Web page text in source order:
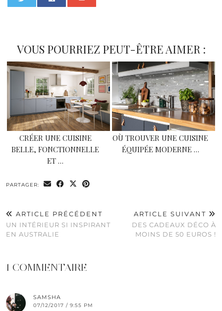
VOUS POURRIEZ PEUT-ÊTRE AIMER :
CRÉER UNE CUISINE
BELLE, FONCTIONNELLE
ET …
OÙ TROUVER UNE CUISINE
ÉQUIPÉE MODERNE …
PARTAGER:
ARTICLE PRÉCÉDENT
UN INTÉRIEUR SI INSPIRANT
EN AUSTRALIE
ARTICLE SUIVANT
DES CADEAUX DÉCO À
MOINS DE 50 EUROS !
1 COMMENTAIRE
SAMSHA
07/12/2017 / 9:55 PM